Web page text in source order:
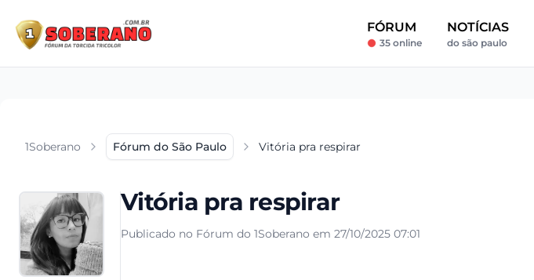
FÓRUM
35 online
NOTÍCIAS
do são paulo
1Soberano Fórum do São Paulo Vitória pra respirar
Vitória pra respirar
Publicado no Fórum do 1Soberano em 27/10/2025 07:01